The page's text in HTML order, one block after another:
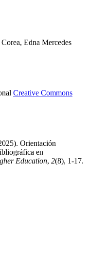
Edna Mercedes
Creative Commons
Orientación
en
Education, 2(8), 1-17.